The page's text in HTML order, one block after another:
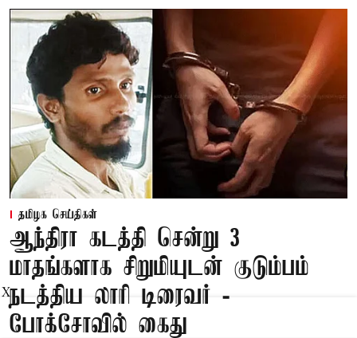
தமிழக செய்திகள்
ஆந்திரா கடத்தி சென்று 3
மாதங்களாக சிறுமியுடன் குடும்பம்
நடத்திய லாரி டிரைவர் -
போக்சோவில் கைது
X